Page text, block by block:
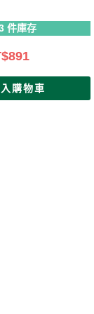
件庫存
891
購物車